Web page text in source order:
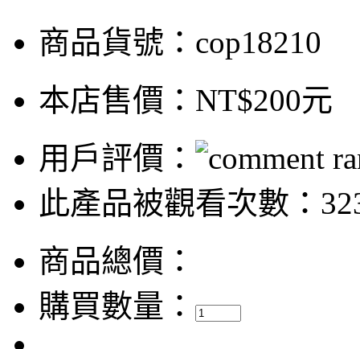
商品貨號：cop18210
本店售價： NT$200元
用戶評價：
此產品被觀看次數：
商品總價：
購買數量：